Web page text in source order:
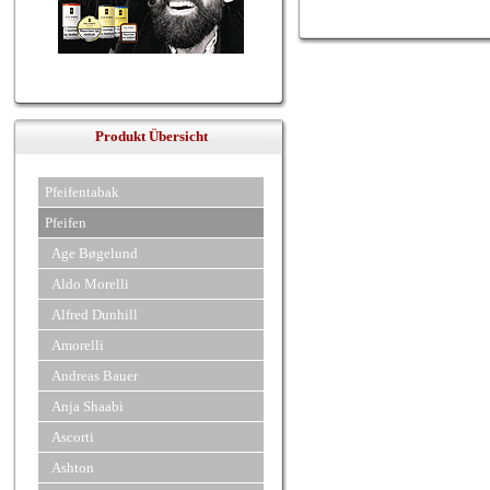
Produkt Übersicht
Pfeifentabak
Pfeifen
Age Bøgelund
Aldo Morelli
Alfred Dunhill
Amorelli
Andreas Bauer
Anja Shaabi
Ascorti
Ashton